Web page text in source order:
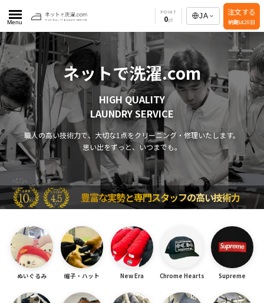
Menu
POINT
0 JA 注文する
納期は20日
ネットで洗濯.com
HIGH QUALITY
LAUNDRY SERVICE
職人の高い技術力で、大切な1点をクリーニング・修理いたします。
思い出をずっと、いつまでも。
豊富な実勢と専門スタッフの高い技術力
ぬいぐるみ 帽子・ハット New Era Chrome Hearts Supreme